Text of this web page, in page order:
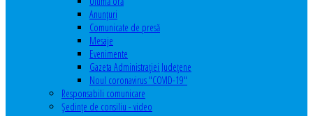
Anunţuri
Comunicate de presă
Mesaje
Evenimente
Gazeta Administraţiei Judeţene
Noul coronavirus "COVID-19"
Responsabili comunicare
Şedinţe de consiliu - video